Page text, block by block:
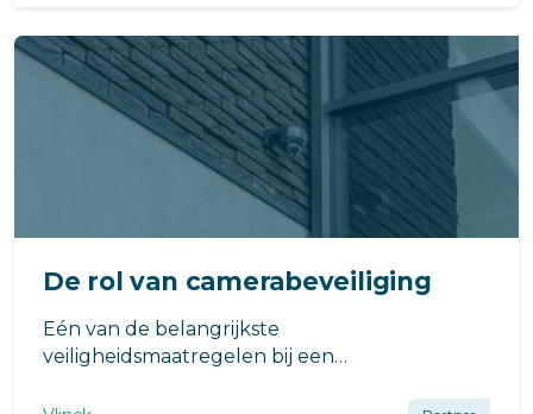
van een traditionele intercom.
De rol van camerabeveiliging
Eén van de belangrijkste
veiligheidsmaatregelen bij een